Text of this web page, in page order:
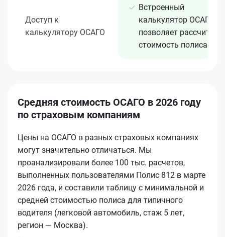
Доступ к
калькулятору ОСАГО
Встроенный
калькулятор ОСАГО
позволяет рассчитать
стоимость полиса
Средняя стоимость ОСАГО в 2026 году
по страховым компаниям
Цены на ОСАГО в разных страховых компаниях
могут значительно отличаться. Мы
проанализировали более 100 тыс. расчетов,
выполненных пользователями Полис 812 в марте
2026 года, и составили таблицу с минимальной и
средней стоимостью полиса для типичного
водителя (легковой автомобиль, стаж 5 лет,
регион — Москва).